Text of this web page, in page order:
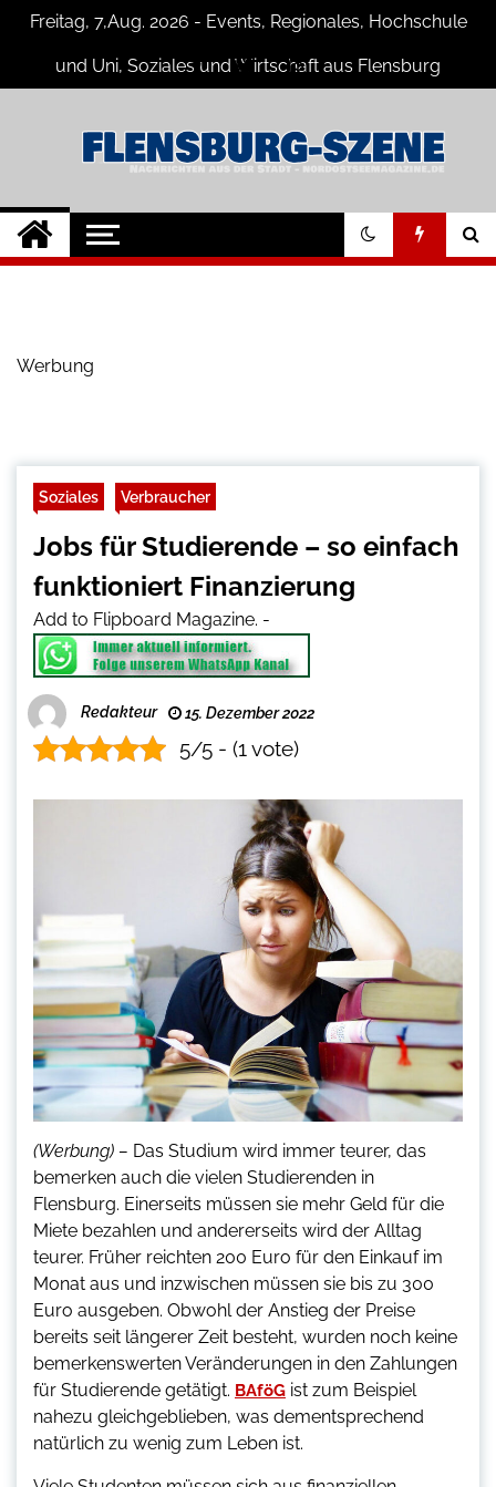
Skip
content
Freitag, 7,Aug. 2026 - Events, Regionales, Hochschule
und Uni, Soziales und Wirtschaft aus Flensburg
Flensburg-Szene
Nachrichten
Nachrichten für Flensburg und
Umgebung
Werbung
Soziales Verbraucher
Jobs für Studierende – so einfach
funktioniert Finanzierung
Add to Flipboard Magazine. -
Redakteur 15. Dezember 2022
5/5 - (1 vote)
(Werbung) – Das Studium wird immer teurer, das
bemerken auch die vielen Studierenden in
Flensburg. Einerseits müssen sie mehr Geld für die
Miete bezahlen und andererseits wird der Alltag
teurer. Früher reichten 200 Euro für den Einkauf im
Monat aus und inzwischen müssen sie bis zu 300
Euro ausgeben. Obwohl der Anstieg der Preise
bereits seit längerer Zeit besteht, wurden noch keine
bemerkenswerten Veränderungen in den Zahlungen
für Studierende getätigt. BAföG ist zum Beispiel
nahezu gleichgeblieben, was dementsprechend
natürlich zu wenig zum Leben ist.